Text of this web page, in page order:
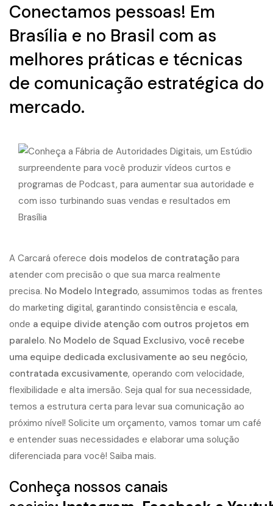
Conectamos pessoas! Em
Brasília e no Brasil com as
melhores práticas e técnicas
de comunicação estratégica do
mercado.
A Carcará oferece dois modelos de contratação para
atender com precisão o que sua marca realmente
precisa. No Modelo Integrado, assumimos todas as frentes
do marketing digital, garantindo consistência e escala,
onde a equipe divide atenção com outros projetos em
paralelo. No Modelo de Squad Exclusivo, você recebe
uma equipe dedicada exclusivamente ao seu negócio,
contratada excusivamente, operando com velocidade,
flexibilidade e alta imersão. Seja qual for sua necessidade,
temos a estrutura certa para levar sua comunicação ao
próximo nível! Solicite um orçamento, vamos tomar um café
e entender suas necessidades e elaborar uma solução
diferenciada para você! Saiba mais.
Conheça nossos canais